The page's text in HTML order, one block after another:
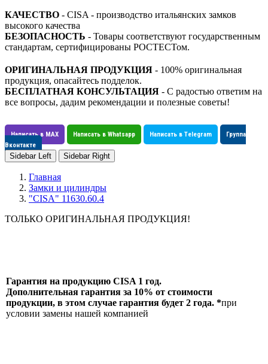
КАЧЕСТВО - CISA - производство итальянских замков
высокого качества
БЕЗОПАСНОСТЬ - Товары соответствуют государственным
стандартам, сертифицированы РОСТЕСТом.
ОРИГИНАЛЬНАЯ ПРОДУКЦИЯ - 100% оригинальная
продукция, опасайтесь подделок.
БЕСПЛАТНАЯ КОНСУЛЬТАЦИЯ - С радостью ответим на
все вопросы, дадим рекомендации и полезные советы!
Написать в MAX Написать в Whatsapp Написать в Telegram
Группа
Вконтакте
Sidebar Left Sidebar Right
Главная
Замки и цилиндры
"CISA" 11630.60.4
ТОЛЬКО ОРИГИНАЛЬНАЯ ПРОДУКЦИЯ!
Гарантия на продукцию CISA 1 год.
Дополнительная гарантия за 10% от стоимости
продукции, в этом случае гарантия будет 2 года. *при
условии замены нашей компанией